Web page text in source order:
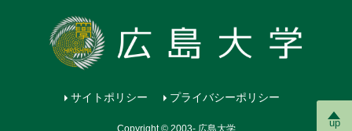
up
サイトポリシー プライバシーポリシー
Copyright © 2003- 広島大学